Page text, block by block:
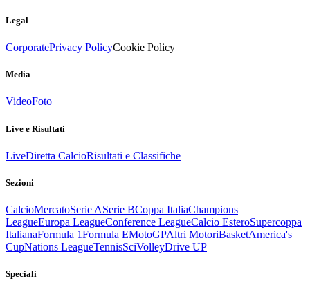
Legal
CorporatePrivacy PolicyCookie Policy
Media
VideoFoto
Live e Risultati
LiveDiretta CalcioRisultati e Classifiche
Sezioni
CalcioMercatoSerie ASerie BCoppa ItaliaChampions
LeagueEuropa LeagueConference LeagueCalcio EsteroSupercoppa
ItalianaFormula 1Formula EMotoGPAltri MotoriBasketAmerica's
CupNations LeagueTennisSciVolleyDrive UP
Speciali